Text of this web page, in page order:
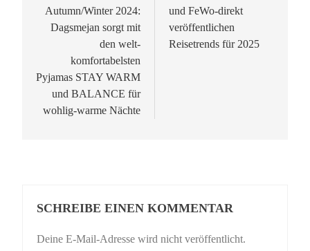
Autumn/Winter 2024:
Dagsmejan sorgt mit
den welt-
komfortabelsten
Pyjamas STAY WARM
und BALANCE für
wohlig-warme Nächte
und FeWo-direkt
veröffentlichen
Reisetrends für 2025
SCHREIBE EINEN KOMMENTAR
Deine E-Mail-Adresse wird nicht veröffentlicht.